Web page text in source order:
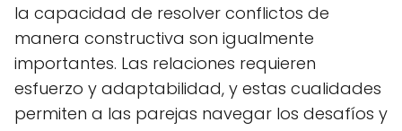
la capacidad de resolver conflictos de
manera constructiva son igualmente
importantes. Las relaciones requieren
esfuerzo y adaptabilidad, y estas cualidades
permiten a las parejas navegar los desafíos y